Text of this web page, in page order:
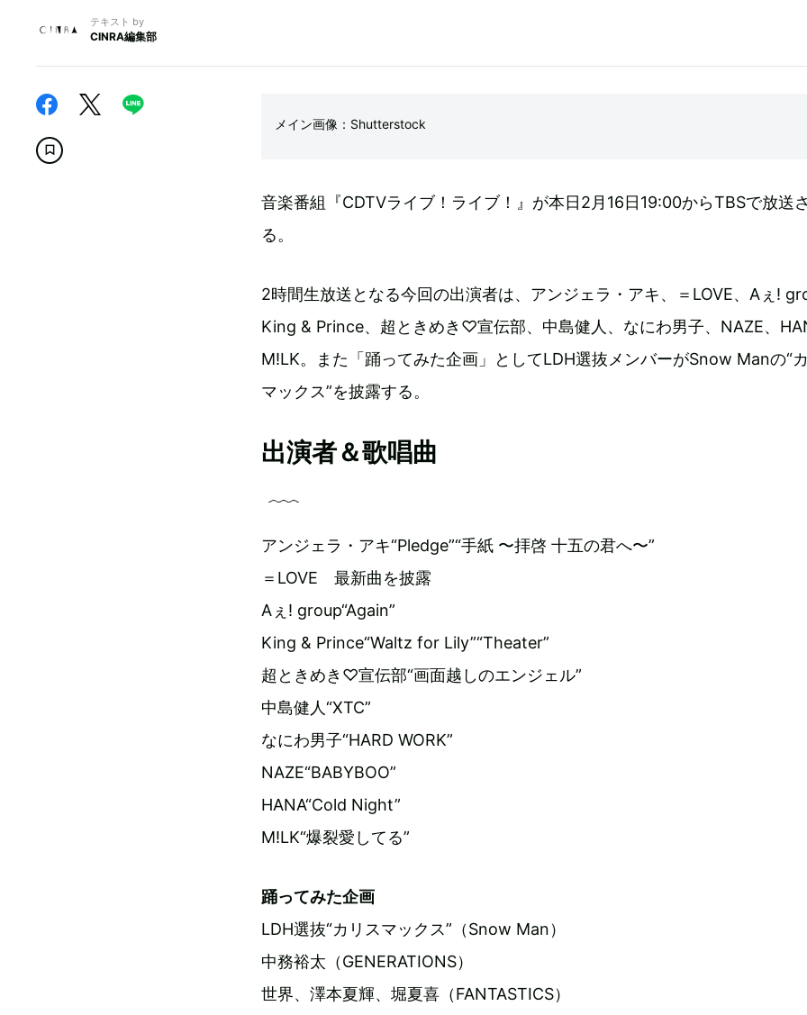
テキスト by
CINRA編集部
メイン画像：Shutterstock
音楽番組『CDTVライブ！ライブ！』が本日2月16日19:00からTBSで放送
る。
2時間生放送となる今回の出演者は、アンジェラ・アキ、＝LOVE、Aぇ!
King & Prince、超ときめき♡宣伝部、中島健人、なにわ男子、NAZE、
M!LK。また「踊ってみた企画」としてLDH選抜メンバーがSnow Manの“
マックス”を披露する。
出演者＆歌唱曲
アンジェラ・アキ“Pledge”“手紙 〜拝啓 十五の君へ〜”
＝LOVE 最新曲を披露
Aぇ! group“Again”
King & Prince“Waltz for Lily”“Theater”
超ときめき♡宣伝部“画面越しのエンジェル”
中島健人“XTC”
なにわ男子“HARD WORK”
NAZE“BABYBOO”
HANA“Cold Night”
M!LK“爆裂愛してる”
踊ってみた企画
LDH選抜“カリスマックス”（Snow Man）
中務裕太（GENERATIONS）
世界、澤本夏輝、堀夏喜（FANTASTICS）